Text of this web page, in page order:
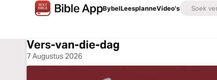
BybelLeesplanneVideo's
Vers-van-die-dag
7 Augustus 2026